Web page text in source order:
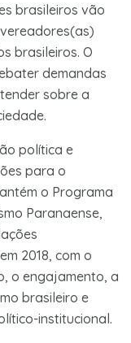
brasileiros vão
brasileiros. O
demandas
sobre a
política e
para o
o Programa
Paranaense,
2018, com o
o engajamento, a
brasileiro e
institucional.